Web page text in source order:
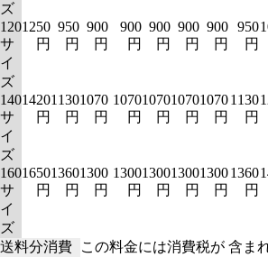
ズ
120
サ
イ
ズ
1250
円
950
円
900
円
900
円
900
円
900
円
900
円
950
円
140
サ
イ
ズ
1420
円
1130
円
1070
円
1070
円
1070
円
1070
円
1070
円
1130
円
160
サ
イ
ズ
1650
円
1360
円
1300
円
1300
円
1300
円
1300
円
1300
円
1360
円
送料分消費
この料金には消費税が 含ま